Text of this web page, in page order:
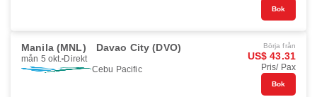
Bok
Manila (MNL) Davao City (DVO)
mån 5 okt. Direkt
Cebu Pacific
Börja från
US$ 43.31
Pris/ Pax
Bok